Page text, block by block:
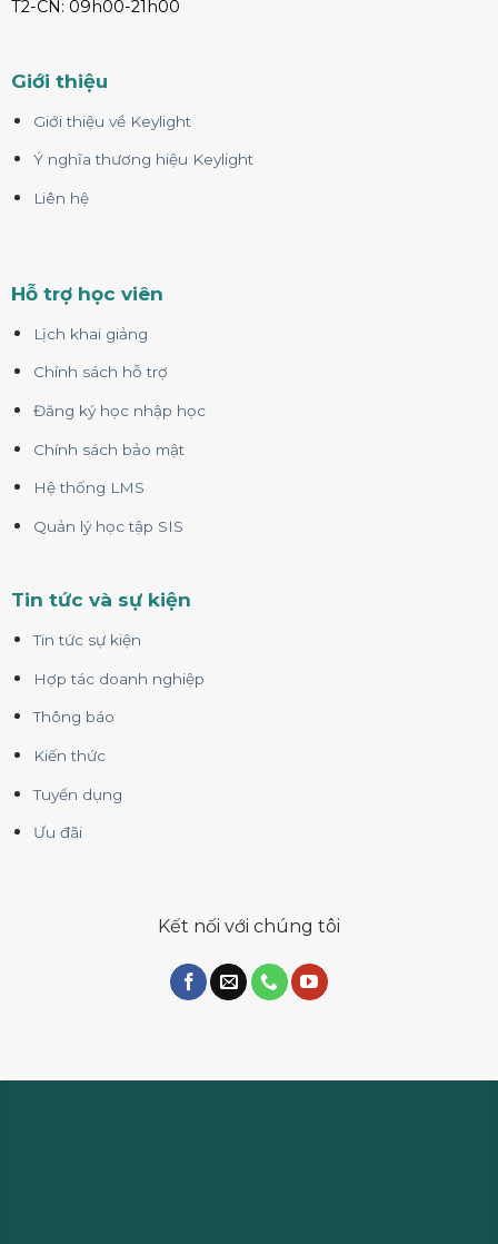
T2-CN: 09h00-21h00
Giới thiệu
Giới thiệu về Keylight
Ý nghĩa thương hiệu Keylight
Liên hệ
Hỗ trợ học viên
Lịch khai giảng
Chính sách hỗ trợ
Đăng ký học nhập học
Chính sách bảo mật
Hệ thống LMS
Quản lý học tập SIS
Tin tức và sự kiện
Tin tức sự kiện
Hợp tác doanh nghiệp
Thông báo
Kiến thức
Tuyển dụng
Ưu đãi
Kết nối với chúng tôi